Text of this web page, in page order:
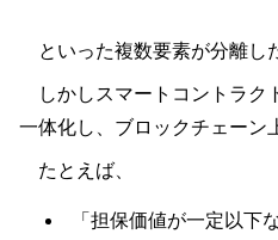
といった複数要素が分離し
しかしスマートコントラク
一体化し、ブロックチェーン
たとえば、
「担保価値が一定以下